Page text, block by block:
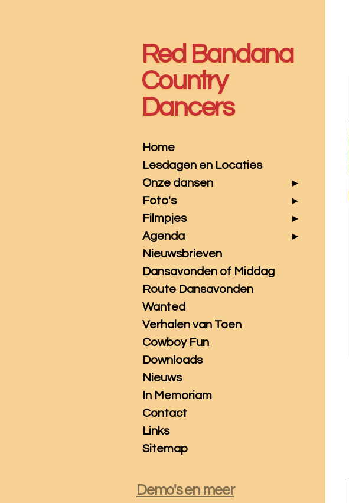
Red Bandana
Country
Dancers
Home
Lesdagen en Locaties
Onze dansen
Foto's
Filmpjes
Agenda
Nieuwsbrieven
Dansavonden of Middag
Route Dansavonden
Wanted
Verhalen van Toen
Cowboy Fun
Downloads
Nieuws
In Memoriam
Contact
Links
Sitemap
Demo's en meer